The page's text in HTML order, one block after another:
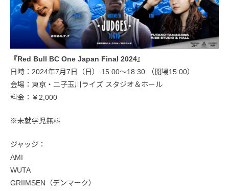
『Red Bull BC One Japan Final 2024』
日時：2024年7月7日（日） 15:00〜18:30 （開場15:00）
会場：東京・二子玉川ライズ スタジオ＆ホール
料金：￥2,000
※未就学児無料
ジャッジ：
AMI
WUTA
GRIIMSEN（デンマーク）